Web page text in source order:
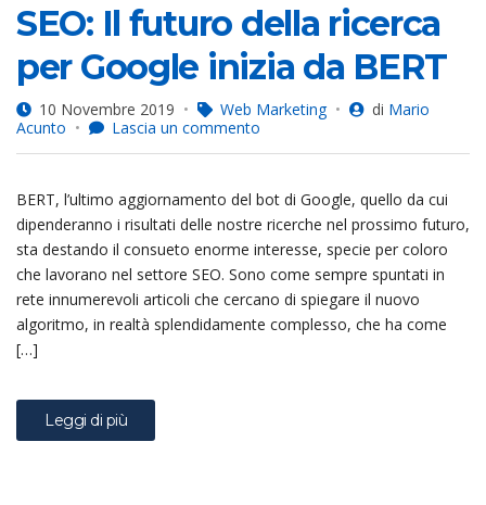
SEO: Il futuro della ricerca
per Google inizia da BERT
10 Novembre 2019 Web Marketing di Mario
Acunto
Lascia un commento
della
ricerca
per
Google
inizia
da
BERT
BERT, l’ultimo aggiornamento del bot di Google, quello da cui
dipenderanno i risultati delle nostre ricerche nel prossimo futuro,
sta destando il consueto enorme interesse, specie per coloro
che lavorano nel settore SEO. Sono come sempre spuntati in
rete innumerevoli articoli che cercano di spiegare il nuovo
algoritmo, in realtà splendidamente complesso, che ha come
[…]
Leggi di più